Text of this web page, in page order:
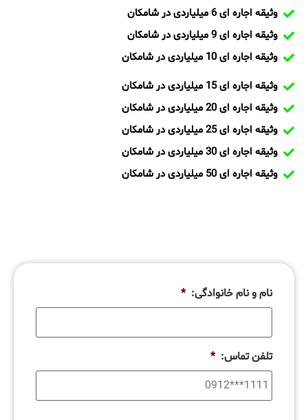
وثیقه اجاره ای 6 میلیاردی در شامکان
وثیقه اجاره ای 9 میلیاردی در شامکان
وثیقه اجاره ای 10 میلیاردی در شامکان
وثیقه اجاره ای 15 میلیاردی در شامکان
وثیقه اجاره ای 20 میلیاردی در شامکان
وثیقه اجاره ای 25 میلیاردی در شامکان
وثیقه اجاره ای 30 میلیاردی در شامکان
وثیقه اجاره ای 50 میلیاردی در شامکان
نام و نام خانوادگی: *
تلفن تماس: *